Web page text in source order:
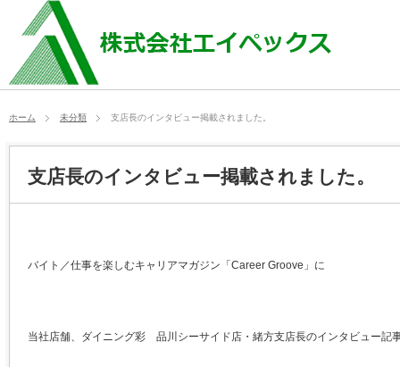
ホーム 未分類 支店長のインタビュー掲載されました。
支店長のインタビュー掲載されました。
バイト／仕事を楽しむキャリアマガジン「 Career Groove 」に
当社店舗、ダイニング彩 品川シーサイド店・緒方支店長のインタビュー記